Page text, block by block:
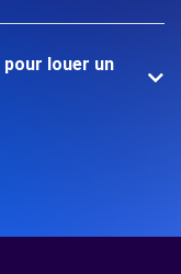
louer un